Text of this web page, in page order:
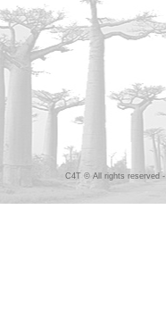
C4T © All rights reserved -